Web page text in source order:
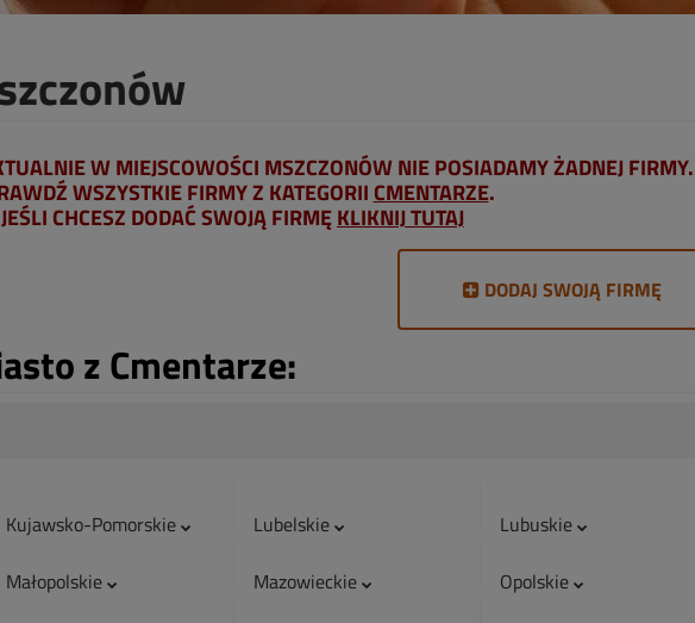
W MIEJSCOWOŚCI MSZCZONÓW NIE POSIADAMY ŻADNEJ FIRMY.
WSZYSTKIE FIRMY Z KATEGORII CMENTARZE.
JEŚLI CHCESZ DODAĆ SWOJĄ FIRMĘKLIKNIJ TUTAJ
DODAJ SWOJĄ FIRMĘ
z Cmentarze:
Kujawsko-Pomorskie Lubelskie
Lubuskie
Małopolskie Mazowieckie
Opolskie